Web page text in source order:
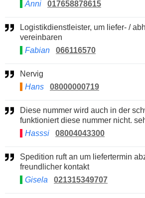
Anni
017658878615
Logistikdienstleister, um liefer- / abholtermin zu
vereinbaren
Fabian
066116570
Nervig
Hans
08000000719
Diese nummer wird auch in der schweiz benutzt nur
funktioniert diese nummer nicht.
Hasssi
08004043300
Spedition ruft an um liefertermin abzustimmen. alles ok.
freundlicher kontakt
Gisela
021315349707